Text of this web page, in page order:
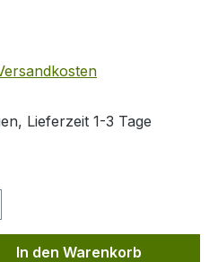
Lieferzeit 1-3 Tage
den
In den Warenkorb